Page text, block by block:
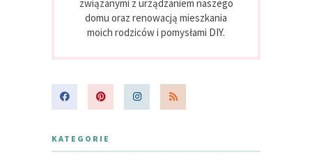
związanymi z urządzaniem naszego
domu oraz renowacją mieszkania
moich rodziców i pomysłami DIY.
KATEGORIE